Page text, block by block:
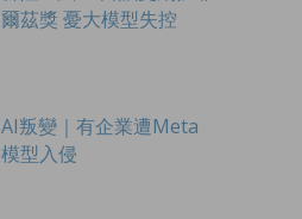
爾茲獎 憂大模型失控
AI叛變｜有企業遭Meta
模型入侵